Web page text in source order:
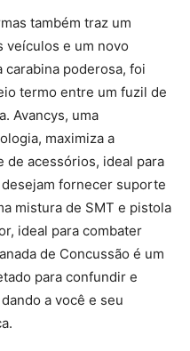
também traz um
veículos e um novo
carabina poderosa, foi
termo entre um fuzil de
Avancys, uma
maximiza a
de acessórios, ideal para
fornecer suporte
mistura de SMT e pistola
ideal para combater
de Concussão é um
para confundir e
a você e seu